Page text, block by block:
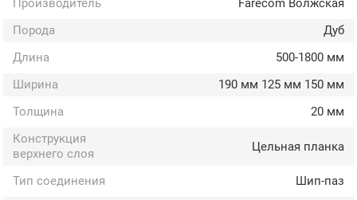
Производитель
Farecom Волжская
Порода
Дуб
Длина
500-1800 мм
Ширина
190 мм 125 мм 150 мм
Толщина
20 мм
Конструкция
верхнего слоя
Цельная планка
Тип соединения
Шип-паз